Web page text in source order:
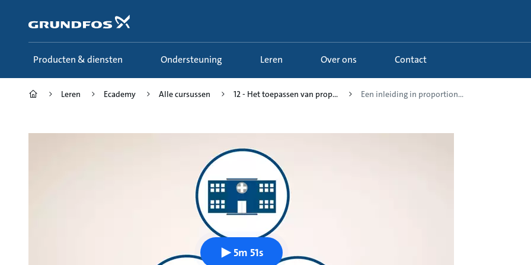
hoofdinhoud
Producten & diensten Ondersteuning Leren Over ons Contact
Leren Ecademy Alle cursussen 12 - Het toepassen van prop... Een inleiding in proportion...
5m 51s